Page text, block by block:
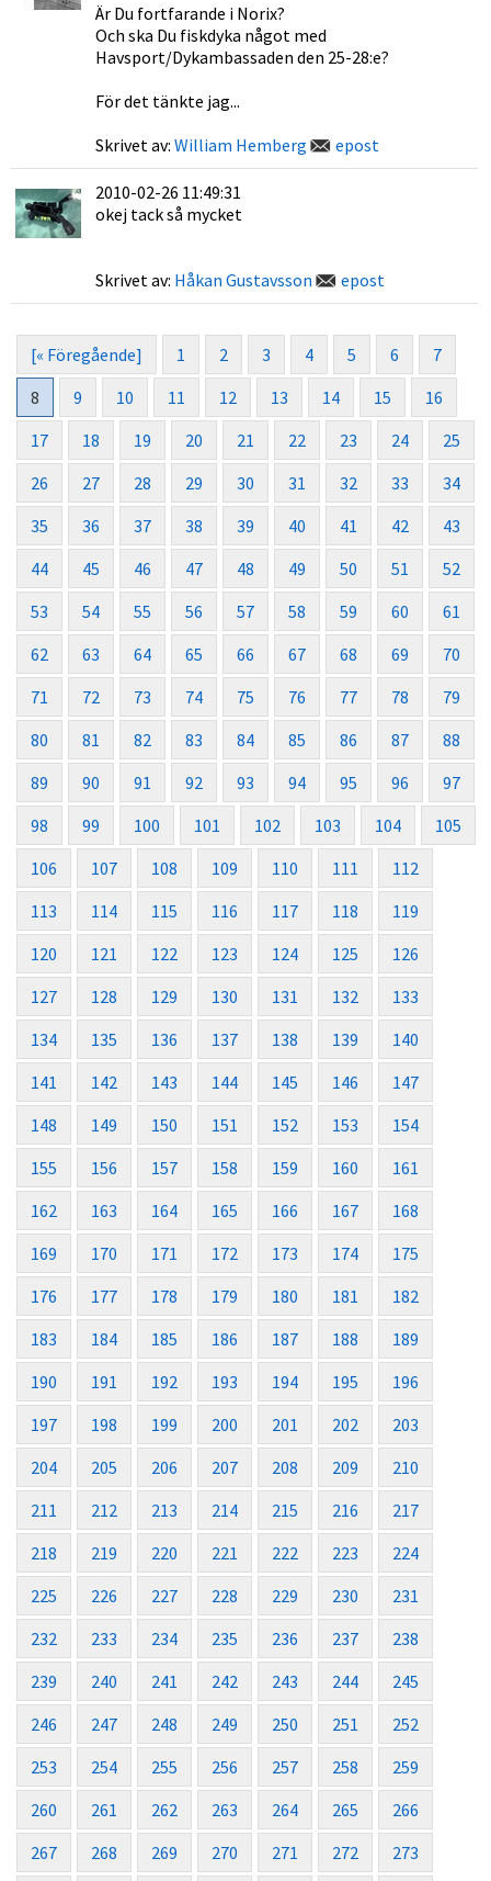
Är Du fortfarande i Norix?
Och ska Du fiskdyka något med
Havsport/Dykambassaden den 25-28:e?
För det tänkte jag...
Skrivet av: William Hemberg epost
2010-02-26 11:49:31
okej tack så mycket
Skrivet av: Håkan Gustavsson epost
[« Föregående] 1 2 3 4 5 6
7
8
9 10 11 12 13 14 15
16
17
18 19 20 21 22 23 24
25
26
27 28 29 30 31 32 33
34
35
36 37 38 39 40 41 42
43
44
45 46 47 48 49 50 51
52
53
54 55 56 57 58 59 60
61
62
63 64 65 66 67 68 69
70
71
72 73 74 75 76 77 78
79
80
81 82 83 84 85 86 87
88
89
90 91 92 93 94 95 96
97
98
99 100 101 102 103 104
105
106
107 108 109 110 111
112
113
114 115 116 117 118
119
120
121 122 123 124 125
126
127
128 129 130 131 132
133
134
135 136 137 138 139
140
141
142 143 144 145 146
147
148
149 150 151 152 153
154
155
156 157 158 159 160
161
162
163 164 165 166 167
168
169
170 171 172 173 174
175
176
177 178 179 180 181
182
183
184 185 186 187 188
189
190
191 192 193 194 195
196
197
198 199 200 201 202
203
204
205 206 207 208 209
210
211
212 213 214 215 216
217
218
219 220 221 222 223
224
225
226 227 228 229 230
231
232
233 234 235 236 237
238
239
240 241 242 243 244
245
246
247 248 249 250 251
252
253
254 255 256 257 258
259
260
261 262 263 264 265
266
267
268 269 270 271 272 273